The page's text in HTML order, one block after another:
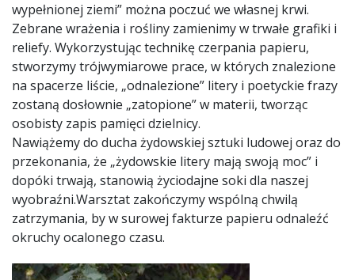
wypełnionej ziemi” można poczuć we własnej krwi.
Zebrane wrażenia i rośliny zamienimy w trwałe grafiki i
reliefy. Wykorzystując technikę czerpania papieru,
stworzymy trójwymiarowe prace, w których znalezione
na spacerze liście, „odnalezione” litery i poetyckie frazy
zostaną dosłownie „zatopione” w materii, tworząc
osobisty zapis pamięci dzielnicy.
Nawiążemy do ducha żydowskiej sztuki ludowej oraz do
przekonania, że „żydowskie litery mają swoją moc” i
dopóki trwają, stanowią życiodajne soki dla naszej
wyobraźni.Warsztat zakończymy wspólną chwilą
zatrzymania, by w surowej fakturze papieru odnaleźć
okruchy ocalonego czasu.